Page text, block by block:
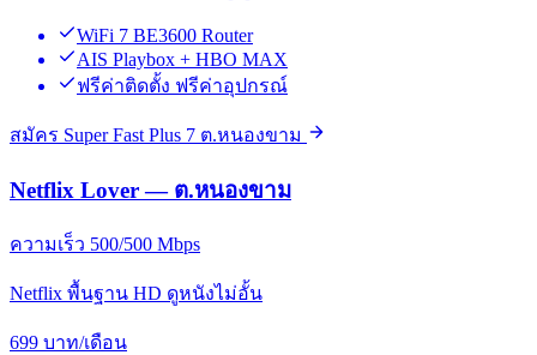
WiFi 7 BE3600 Router
AIS Playbox + HBO MAX
ฟรีค่าติดตั้ง ฟรีค่าอุปกรณ์
สมัคร Super Fast Plus 7 ต.หนองขาม
Netflix Lover — ต.หนองขาม
ความเร็ว 500/500 Mbps
Netflix พื้นฐาน HD ดูหนังไม่อั้น
699 บาท/เดือน